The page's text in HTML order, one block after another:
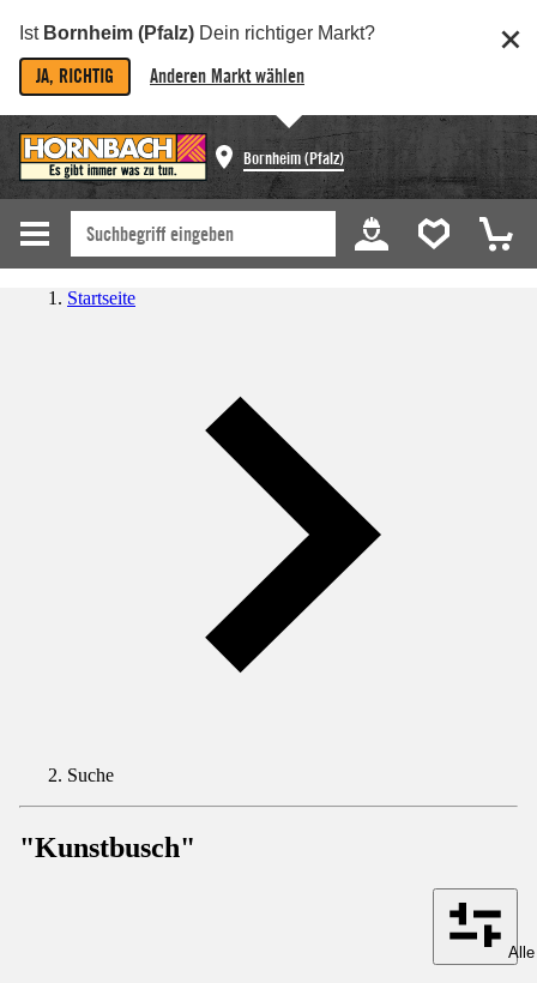
Ist Bornheim (Pfalz) Dein richtiger Markt?
JA, RICHTIG Anderen Markt wählen
Bornheim (Pfalz)
Startseite
Suche
"Kunstbusch"